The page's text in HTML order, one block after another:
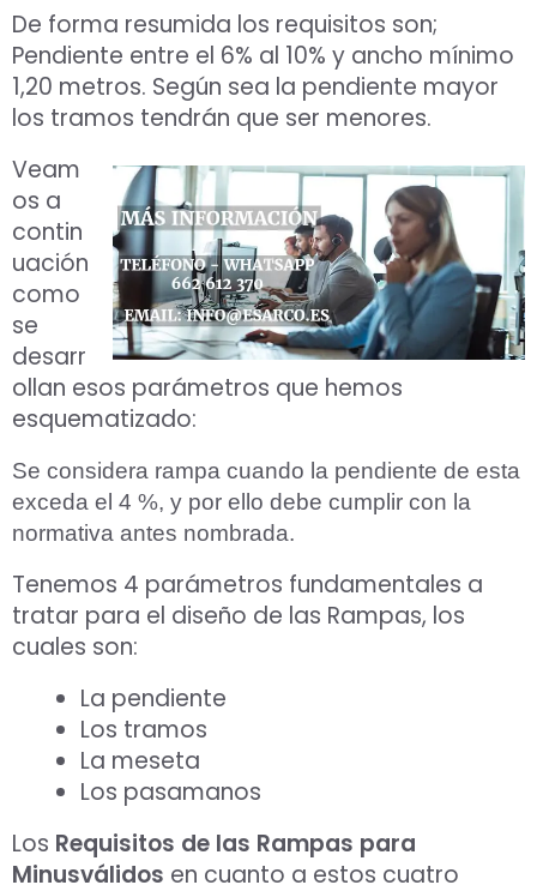
De forma resumida los requisitos son;
Pendiente entre el 6% al 10% y ancho mínimo
1,20 metros. Según sea la pendiente mayor
los tramos tendrán que ser menores.
Veam
os a
contin
uación
como
se
desarr
ollan esos parámetros que hemos
esquematizado:
Se considera rampa cuando la pendiente de esta
exceda el 4 %, y por ello debe cumplir con la
normativa antes nombrada.
Tenemos 4 parámetros fundamentales a
tratar para el diseño de las Rampas, los
cuales son:
La pendiente
Los tramos
La meseta
Los pasamanos
Los Requisitos de las Rampas para
Minusválidos en cuanto a estos cuatro